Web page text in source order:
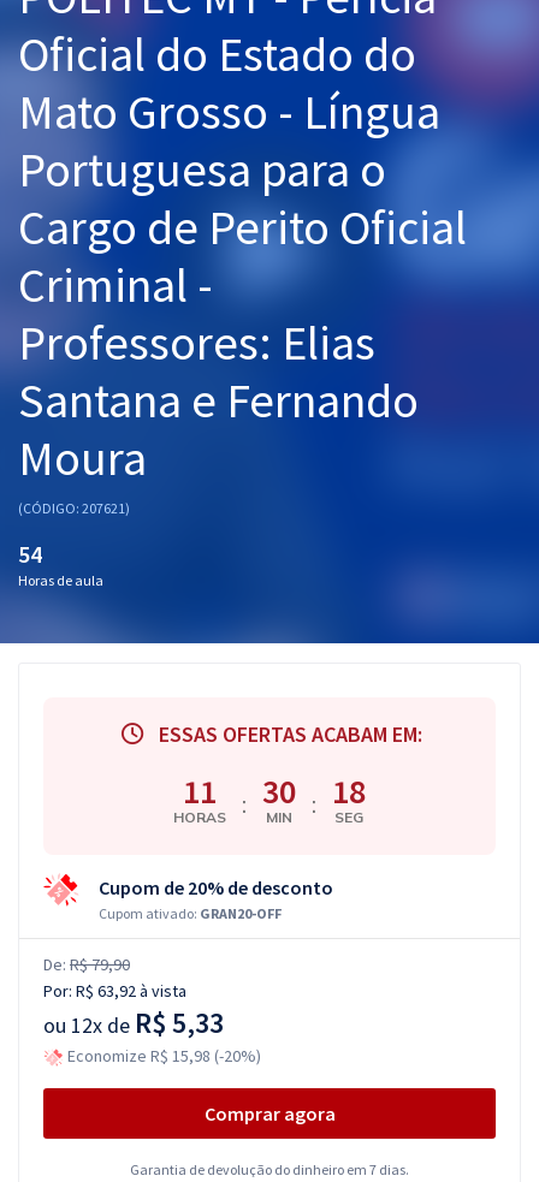
Graduação
Mentorias
Questões grátis
Conteúdo gratuito
Blog
Aprovados
Atendimento
Oficial do Estado do
Mato Grosso - Língua
Portuguesa para o
Cargo de Perito Oficial
Criminal -
Professores: Elias
Santana e Fernando
Moura
(CÓDIGO: 207621)
54
Horas de aula
ESSAS OFERTAS ACABAM EM:
11
HORAS : 30
MIN : 17
SEG
Cupom de 20% de desconto
Cupom ativado: GRAN20-OFF
De: R$ 79,90
Por: R$ 63,92à vista
ou 12x de R$ 5,33
Economize R$ 15,98 (-20%)
Comprar agora
Garantia de devolução do dinheiro em 7 dias.